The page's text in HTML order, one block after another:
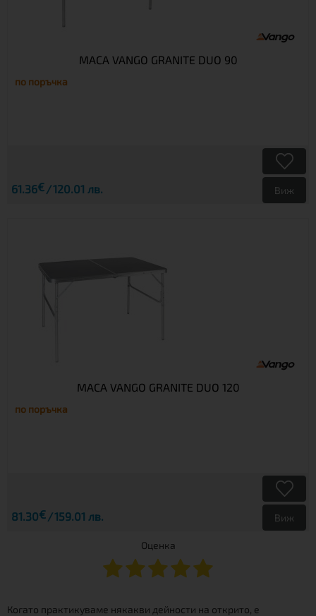
МАСА VANGO GRANITE DUO 90
по поръчка
61.36€ 120.01 лв. Виж
МАСА VANGO GRANITE DUO 120
по поръчка
81.30€ 159.01 лв. Виж
Оценка
Когато практикуваме някакви дейности на открито, е